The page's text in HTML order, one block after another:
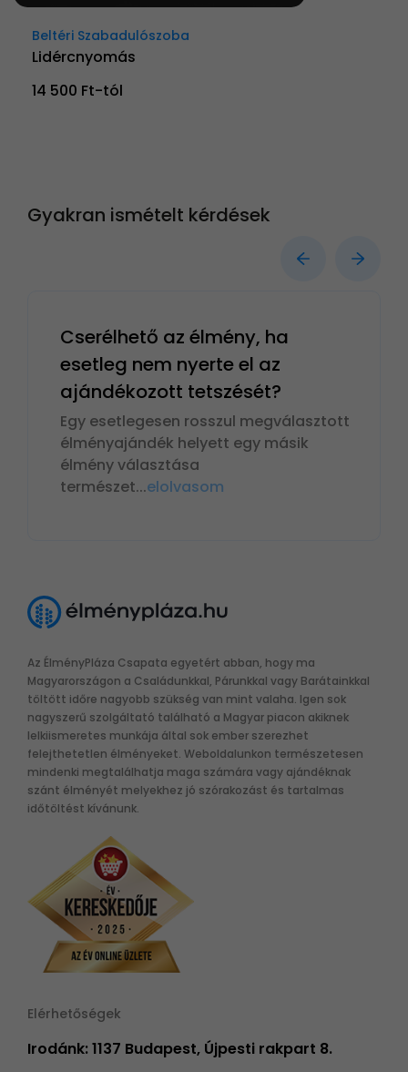
Beltéri Szabadulószoba
Lidércnyomás
14 500 Ft-tól
Gyakran ismételt kérdések
Cserélhető az élmény, ha
esetleg nem nyerte el az
ajándékozott tetszését?
Egy esetlegesen rosszul megválasztott
élményajándék helyett egy másik
élmény választása
természet...elolvasom
Az ÉlményPláza Csapata egyetért abban, hogy ma
Magyarországon a Családunkkal, Párunkkal vagy Barátainkkal
töltött időre nagyobb szükség van mint valaha. Igen sok
nagyszerű szolgáltató található a Magyar piacon akiknek
lelkiismeretes munkája által sok ember szerezhet
felejthetetlen élményeket. Weboldalunkon természetesen
mindenki megtalálhatja maga számára vagy ajándéknak
szánt élményét melyekhez jó szórakozást és tartalmas
időtöltést kívánunk.
Elérhetőségek
Irodánk: 1137 Budapest, Újpesti rakpart 8.